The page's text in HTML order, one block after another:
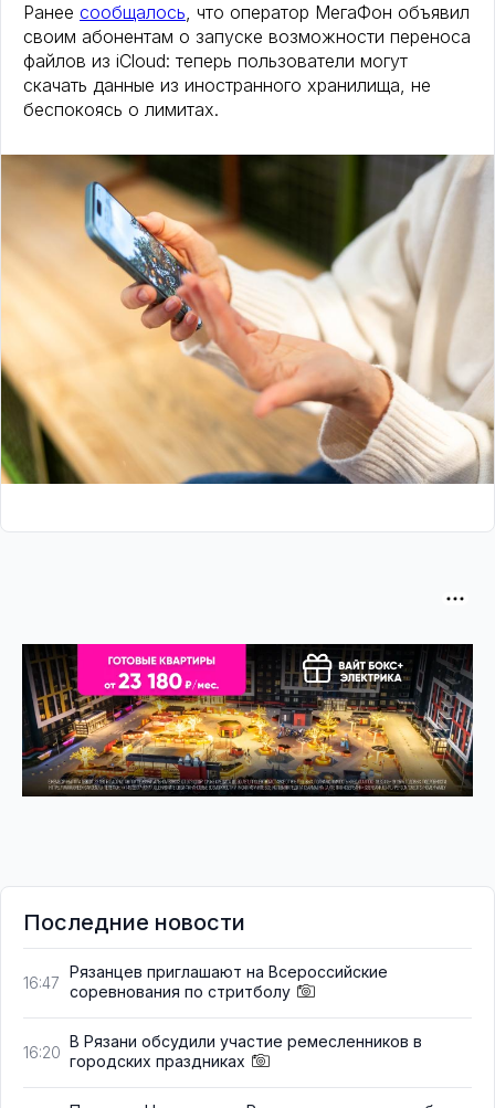
Ранее сообщалось, что оператор МегаФон объявил
своим абонентам о запуске возможности переноса
файлов из iCloud: теперь пользователи могут
скачать данные из иностранного хранилища, не
беспокоясь о лимитах.
Последние новости
16:47
Рязанцев приглашают на Всероссийские
соревнования по стритболу
16:20
В Рязани обсудили участие ремесленников в
городских праздниках